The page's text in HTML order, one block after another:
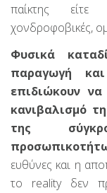
παίκτης είτε
χονδροφοβικές,
Φυσικά
παραγωγή
επιδιώκουν
κανιβαλισμό
της
ευθύνες και η
το reality δεν